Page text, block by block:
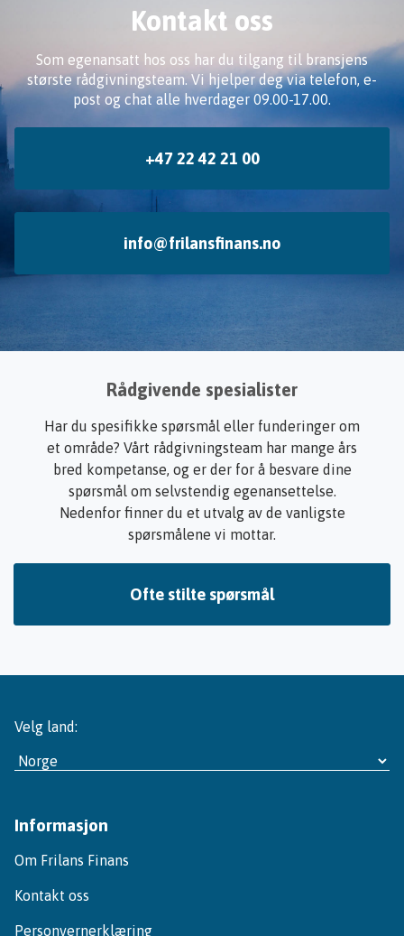
Kontakt oss
Som egenansatt hos oss har du tilgang til bransjens
største rådgivningsteam. Vi hjelper deg via telefon, e-
post og chat alle hverdager 09.00-17.00.
+47 22 42 21 00
info@frilansfinans.no
Rådgivende spesialister
Har du spesifikke spørsmål eller funderinger om
et område? Vårt rådgivningsteam har mange års
bred kompetanse, og er der for å besvare dine
spørsmål om selvstendig egenansettelse.
Nedenfor finner du et utvalg av de vanligste
spørsmålene vi mottar.
Ofte stilte spørsmål
Velg land:
Informasjon
Om Frilans Finans
Kontakt oss
Personvernerklæring